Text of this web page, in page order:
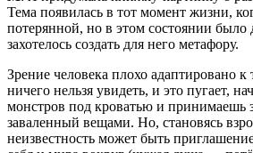
Тема появилась в тот момент жизни,
потерянной, но в этом состоянии
захотелось создать для него метафору.
Зрение человека плохо адаптировано
ничего нельзя увидеть, и это пугает,
монстров под кроватью и принимаешь
заваленный вещами. Но, становясь
неизвестность может быть